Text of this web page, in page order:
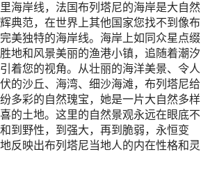
海岸线，法国布列塔尼的海岸是大自然
典范，在世界上其他国家您找不到像布
美独特的海岸线。海岸上如同众星点缀
地和风景美丽的渔港小镇，追随着潮汐
着您的视角。从壮丽的海洋美景、令人
的沙丘、海湾、细沙海滩，布列塔尼给
多彩的自然瑰宝，她是一片大自然多样
的土地。这里的自然景观永远在眼底不
到野性，到强大，再到脆弱，永恒变
反映出布列塔尼当地人的内在性格和灵